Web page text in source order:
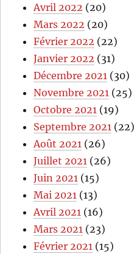
Avril 2022 (20)
Mars 2022 (20)
Février 2022 (22)
Janvier 2022 (31)
Décembre 2021 (30)
Novembre 2021 (25)
Octobre 2021 (19)
Septembre 2021 (22)
Août 2021 (26)
Juillet 2021 (26)
Juin 2021 (15)
Mai 2021 (13)
Avril 2021 (16)
Mars 2021 (23)
Février 2021 (15)